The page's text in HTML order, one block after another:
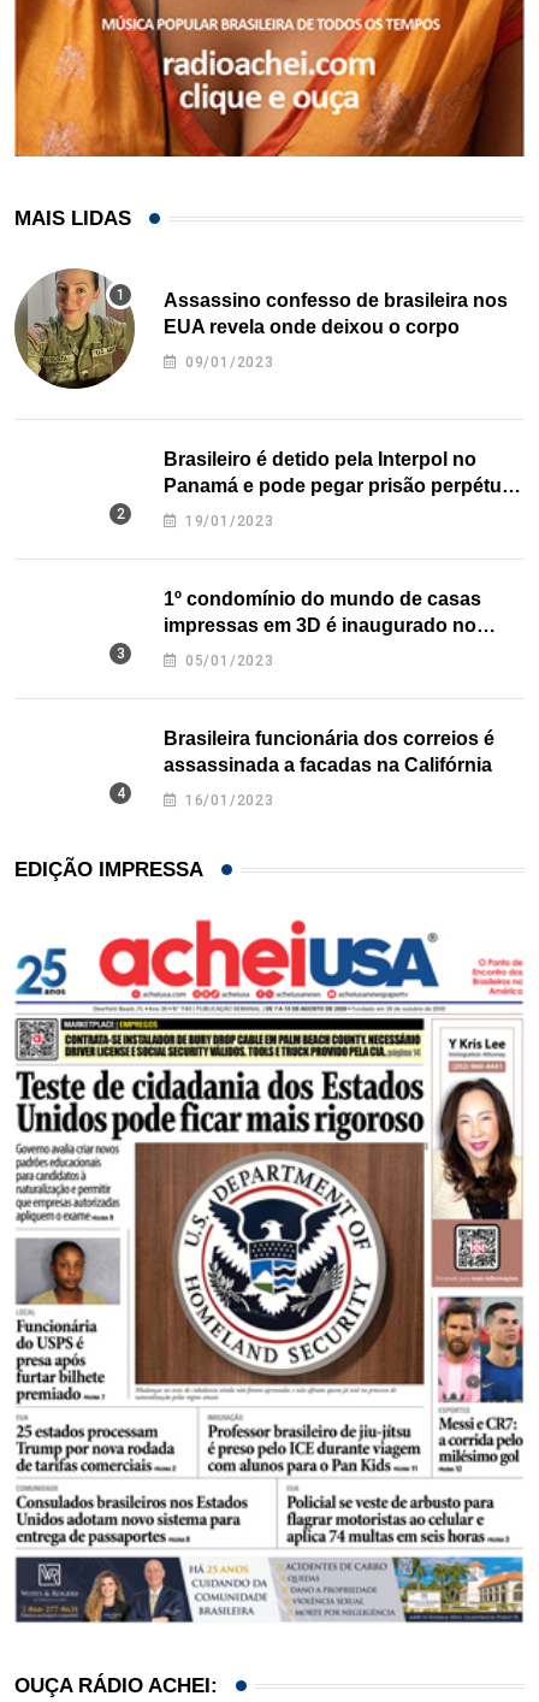
MAIS LIDAS
Assassino confesso de brasileira nos
EUA revela onde deixou o corpo
09/01/2023
Brasileiro é detido pela Interpol no
Panamá e pode pegar prisão perpétua
nos EUA
19/01/2023
1º condomínio do mundo de casas
impressas em 3D é inaugurado no
Texas
05/01/2023
Brasileira funcionária dos correios é
assassinada a facadas na Califórnia
16/01/2023
EDIÇÃO IMPRESSA
OUÇA RÁDIO ACHEI: